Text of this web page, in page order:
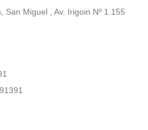
San Miguel , Av. Irigoin Nº 1.155